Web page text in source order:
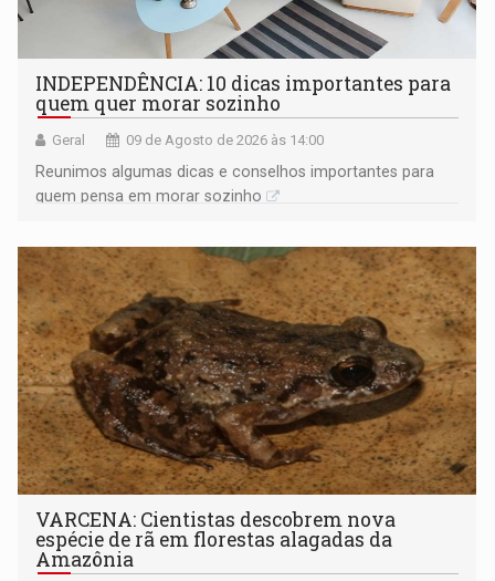
INDEPENDÊNCIA: 10 dicas importantes para
quem quer morar sozinho
Geral 09 de Agosto de 2026 às 14:00
Reunimos algumas dicas e conselhos importantes para
quem pensa em morar sozinho
VARCENA: Cientistas descobrem nova
espécie de rã em florestas alagadas da
Amazônia